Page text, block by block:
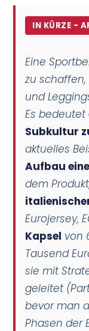
IN KÜRZE -
Eine
zu
und
Es bedeutet
Subkultur
aktuelles
Aufbau
dem
Eurojersey,
Kapsel von
Tausend
sie mit
geleitet
bevor man
Phasen der